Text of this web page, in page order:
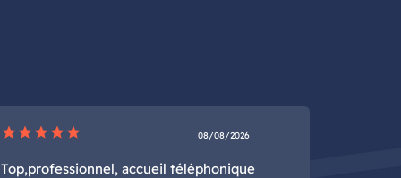
star star star star star 08/08/2026
Top,professionnel, accueil téléphonique